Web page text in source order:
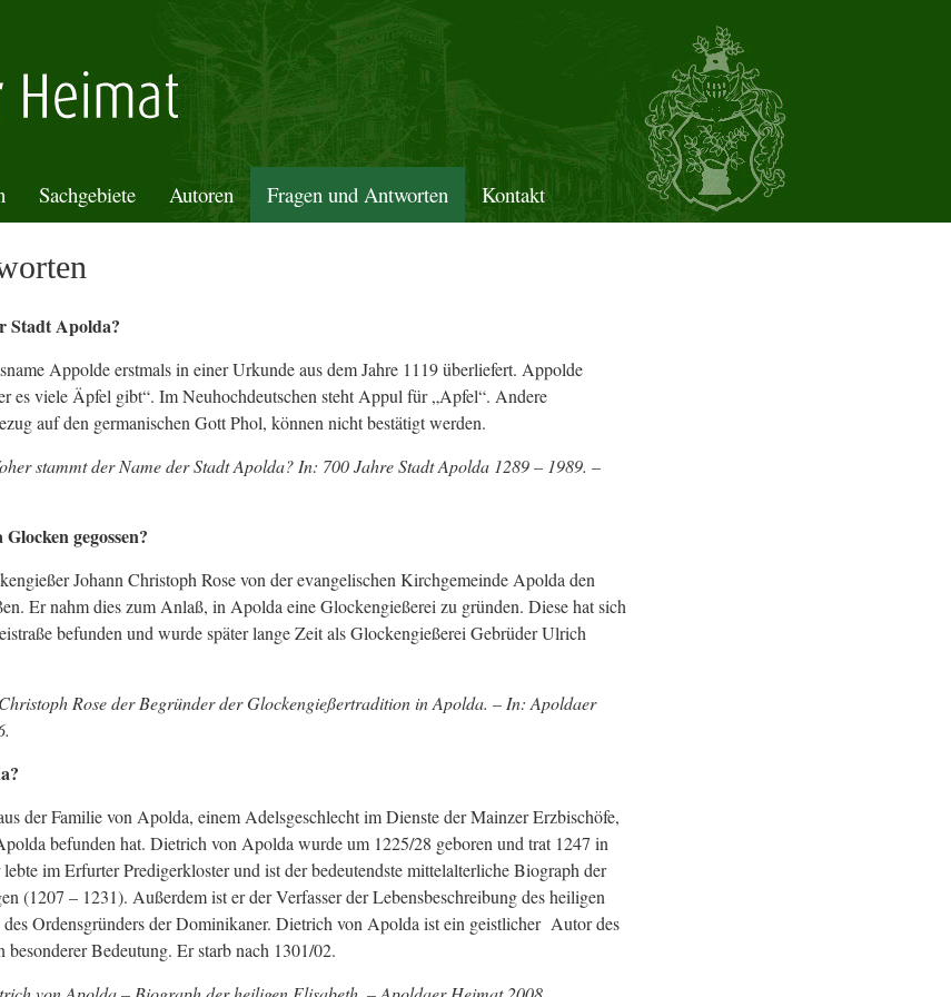
Sachgebiete Autoren Fragen und Antworten Kontakt
Stadt Apolda?
Appolde erstmals in einer Urkunde aus dem Jahre 1119 überliefert. Appolde
es viele Äpfel gibt“. Im Neuhochdeutschen steht Appul für „Apfel“. Andere
auf den germanischen Gott Phol, können nicht bestätigt werden.
stammt der Name der Stadt Apolda? In: 700 Jahre Stadt Apolda 1289 – 1989. –
gegossen?
Johann Christoph Rose von der evangelischen Kirchgemeinde Apolda den
Er nahm dies zum Anlaß, in Apolda eine Glockengießerei zu gründen. Diese hat sich
befunden und wurde später lange Zeit als Glockengießerei Gebrüder Ulrich
Rose der Begründer der Glockengießertradition in Apolda. – In: Apoldaer
der Familie von Apolda, einem Adelsgeschlecht im Dienste der Mainzer Erzbischöfe,
befunden hat. Dietrich von Apolda wurde um 1225/28 geboren und trat 1247 in
im Erfurter Predigerkloster und ist der bedeutendste mittelalterliche Biograph der
(1207 – 1231). Außerdem ist er der Verfasser der Lebensbeschreibung des heiligen
Ordensgründers der Dominikaner. Dietrich von Apolda ist ein geistlicher Autor des
Bedeutung. Er starb nach 1301/02.